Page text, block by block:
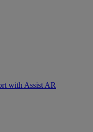
with Assist AR